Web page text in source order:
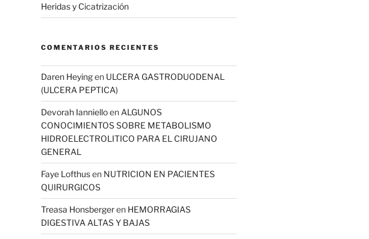
Heridas y Cicatrización
COMENTARIOS RECIENTES
Daren Heyingen ULCERA GASTRODUODENAL
(ULCERA PEPTICA)
Devorah Iannielloen ALGUNOS
CONOCIMIENTOS SOBRE METABOLISMO
HIDROELECTROLITICO PARA EL CIRUJANO
GENERAL
Faye Lofthusen NUTRICION EN PACIENTES
QUIRURGICOS
Treasa Honsbergeren HEMORRAGIAS
DIGESTIVA ALTAS Y BAJAS